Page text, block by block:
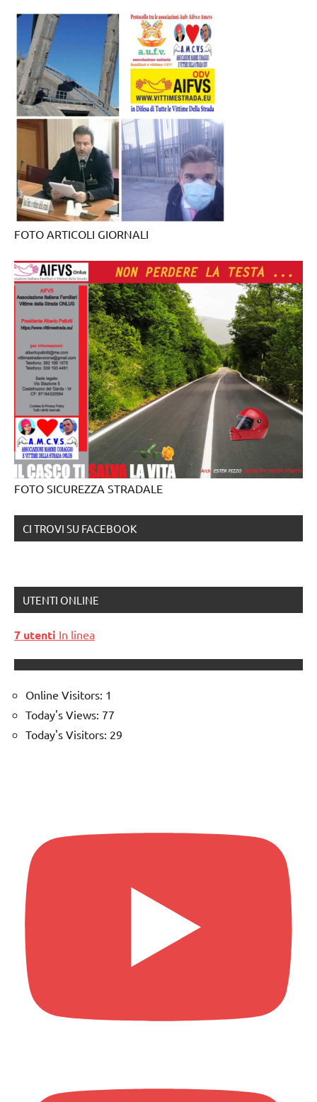
FOTO ARTICOLI GIORNALI
FOTO SICUREZZA STRADALE
CI TROVI SU FACEBOOK
UTENTI ONLINE
7 utenti In linea
Online Visitors: 1
Today's Views: 77
Today's Visitors: 29